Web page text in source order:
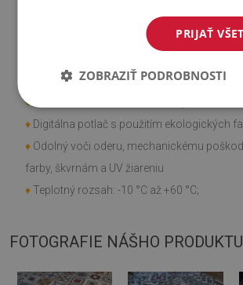
Rýchla a jednoduchá montáž;
♦
♦ Digitálna potlač s použitím ekologických
♦ Odolný voči oderu, mechanickému
farby, škvrnám a UV žiareniu
♦ Teplotný rozsah: -10 °C až +60 °C;
FOTOGRAFIE NÁŠHO PRODUKTU
PRIJAŤ
ZOBRAZIŤ PODROBNOSTI